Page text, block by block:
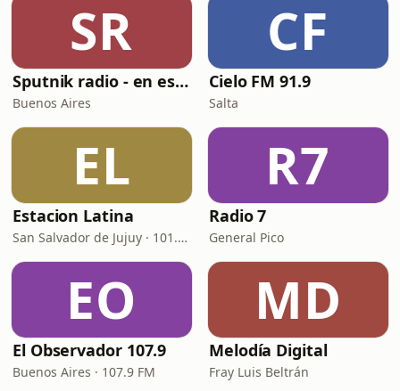
SR
Sputnik radio - en español
Buenos Aires
CF
Cielo FM 91.9
Salta
EL
Estacion Latina
San Salvador de Jujuy · 101.3 FM
R7
Radio 7
General Pico
EO
El Observador 107.9
Buenos Aires · 107.9 FM
MD
Melodía Digital
Fray Luis Beltrán